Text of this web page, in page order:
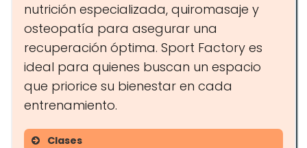
nutrición especializada, quiromasaje y
osteopatía para asegurar una
recuperación óptima. Sport Factory es
ideal para quienes buscan un espacio
que priorice su bienestar en cada
entrenamiento.
Clases